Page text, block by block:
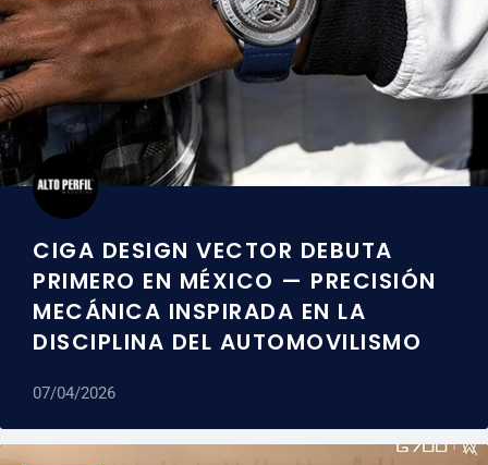
CIGA DESIGN VECTOR DEBUTA
PRIMERO EN MÉXICO — PRECISIÓN
MECÁNICA INSPIRADA EN LA
DISCIPLINA DEL AUTOMOVILISMO
07/04/2026